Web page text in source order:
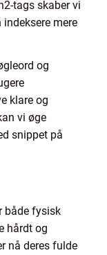
tags skaber vi
mere
og
klare og
vi øge
snippet på
både fysisk
hårdt og
nå deres fulde